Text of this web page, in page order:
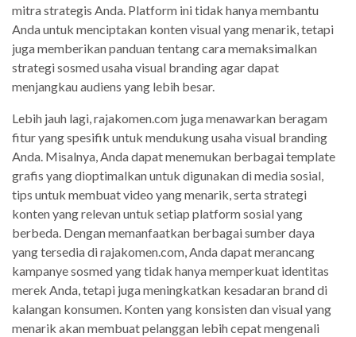
mitra strategis Anda. Platform ini tidak hanya membantu
Anda untuk menciptakan konten visual yang menarik, tetapi
juga memberikan panduan tentang cara memaksimalkan
strategi sosmed usaha visual branding agar dapat
menjangkau audiens yang lebih besar.
Lebih jauh lagi, rajakomen.com juga menawarkan beragam
fitur yang spesifik untuk mendukung usaha visual branding
Anda. Misalnya, Anda dapat menemukan berbagai template
grafis yang dioptimalkan untuk digunakan di media sosial,
tips untuk membuat video yang menarik, serta strategi
konten yang relevan untuk setiap platform sosial yang
berbeda. Dengan memanfaatkan berbagai sumber daya
yang tersedia di rajakomen.com, Anda dapat merancang
kampanye sosmed yang tidak hanya memperkuat identitas
merek Anda, tetapi juga meningkatkan kesadaran brand di
kalangan konsumen. Konten yang konsisten dan visual yang
menarik akan membuat pelanggan lebih cepat mengenali